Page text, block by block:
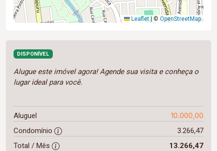
Leaflet © OpenStreetMap
DISPONÍVEL
Alugue este imóvel agora! Agende sua visita e conheça o
lugar ideal para você.
Aluguel 10.000,00
Condomínio
3.266,47
Total / Mês
13.266,47